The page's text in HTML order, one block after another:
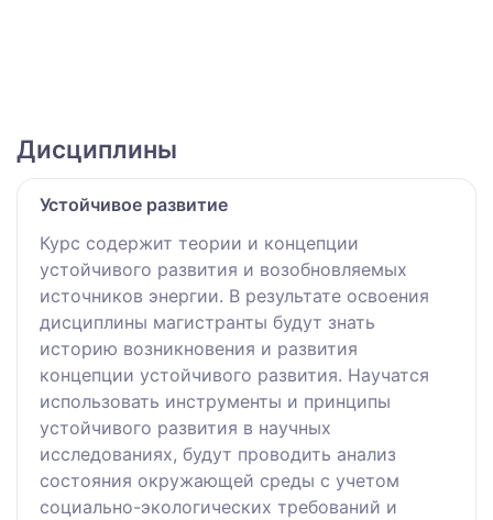
Дисциплины
Устойчивое развитие
Курс содержит теории и концепции
устойчивого развития и возобновляемых
источников энергии. В результате освоения
дисциплины магистранты будут знать
историю возникновения и развития
концепции устойчивого развития. Научатся
использовать инструменты и принципы
устойчивого развития в научных
исследованиях, будут проводить анализ
состояния окружающей среды с учетом
социально-экологических требований и